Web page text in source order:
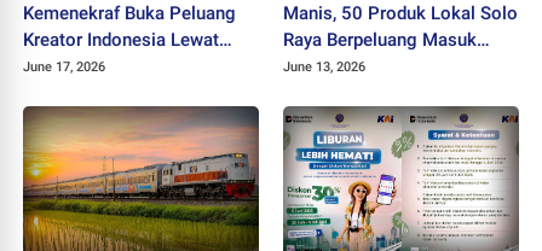
Kemenekraf Buka Peluang
Kreator Indonesia Lewat
Teknologi AI
June 17, 2026
Manis, 50 Produk Lokal Solo
Raya Berpeluang Masuk
Jaringan Ritel Nasional
June 13, 2026